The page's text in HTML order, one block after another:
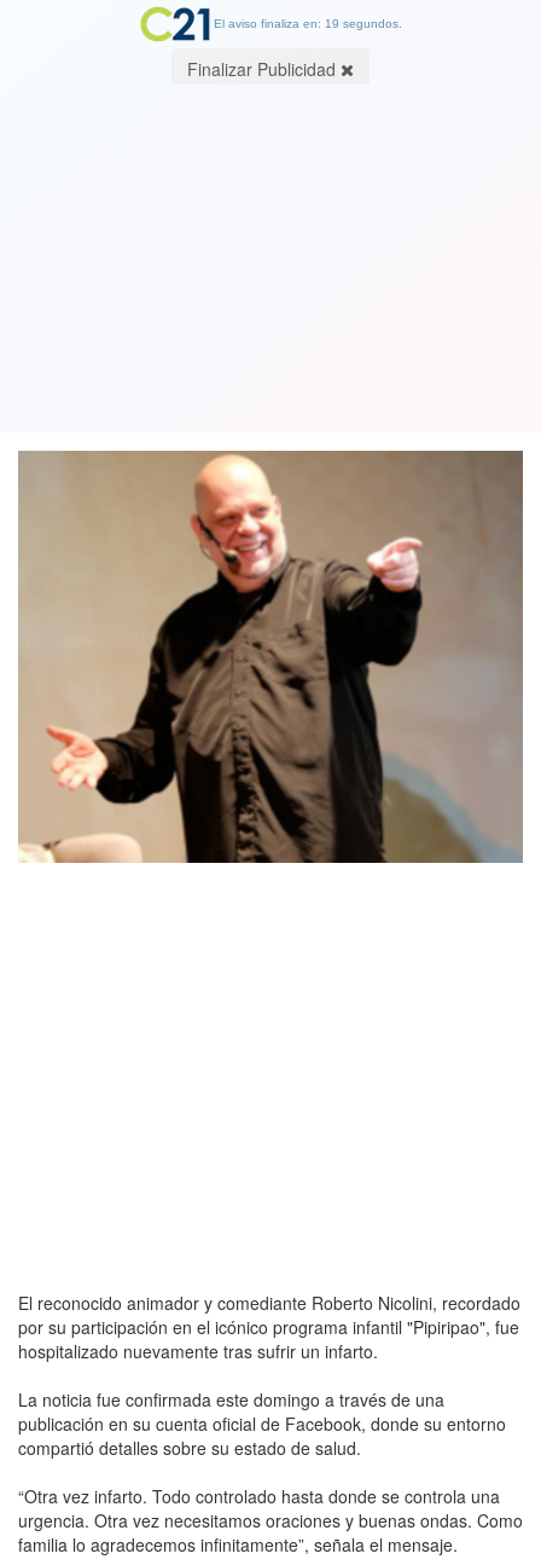
El reconocido animador y comediante Roberto Nicolini, recordado
por su participación en el icónico programa infantil "Pipiripao", fue
hospitalizado nuevamente tras sufrir un infarto.
La noticia fue confirmada este domingo a través de una
publicación en su cuenta oficial de Facebook, donde su entorno
compartió detalles sobre su estado de salud.
“Otra vez infarto. Todo controlado hasta donde se controla una
urgencia. Otra vez necesitamos oraciones y buenas ondas. Como
familia lo agradecemos infinitamente”, señala el mensaje.
El aviso finaliza en: 18 segundos.
Finalizar Publicidad